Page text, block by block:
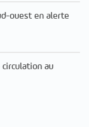
ouest en alerte
circulation au